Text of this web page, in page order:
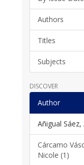
Authors
Titles
Subjects
DISCOVER
Author
Añigual
Cárcamo
Nicole (1)